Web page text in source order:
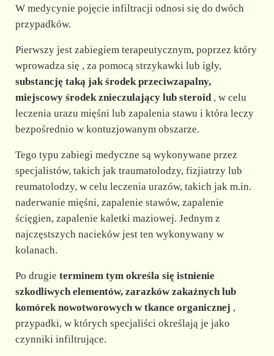
W medycynie pojęcie infiltracji odnosi się do dwóch
przypadków.
Pierwszy jest zabiegiem terapeutycznym, poprzez który
wprowadza się , za pomocą strzykawki lub igły,
substancję taką jak środek przeciwzapalny,
miejscowy środek znieczulający lub steroid, w celu
leczenia urazu mięśni lub zapalenia stawu i która leczy
bezpośrednio w kontuzjowanym obszarze.
Tego typu zabiegi medyczne są wykonywane przez
specjalistów, takich jak traumatolodzy, fizjiatrzy lub
reumatolodzy, w celu leczenia urazów, takich jak m.in.
naderwanie mięśni, zapalenie stawów, zapalenie
ścięgien, zapalenie kaletki maziowej. Jednym z
najczęstszych nacieków jest ten wykonywany w
kolanach.
Po drugie terminem tym określa się istnienie
szkodliwych elementów, zarazków zakaźnych lub
komórek nowotworowych w tkance organicznej ,
przypadki, w których specjaliści określają je jako
czynniki infiltrujące.